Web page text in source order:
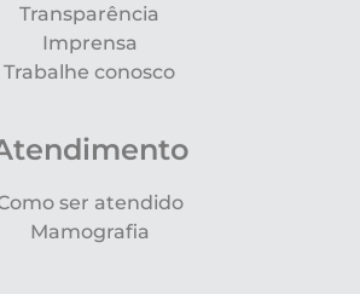
Transparência
Imprensa
Trabalhe conosco
ser atendido
Mamografia